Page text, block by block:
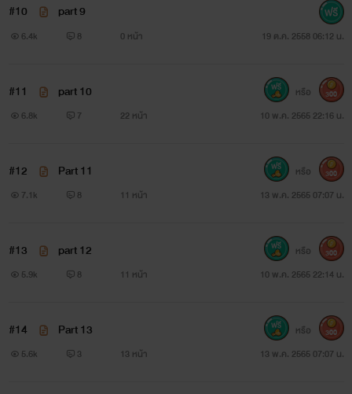
ทาม: หึ...งั้นมึงก็รีบเบื่อกูเร็วๆ เพราะกูไม่อยากอยู่ในขุมนรกนี้อีก
~~~~~~~~~~~~~~~~~~~~~~~~~~
โกบอล: มึงอาจจะไม่รู้จักกู แต่กูจะใจดีแนะนำตัวสั้นๆให้มึงได้
วิน: กูจำเป็นต้องรู้จักมึงด้วยเหรอ...ความตายน่ะกูไม่เคยกลัวอยู่
โกบอล: หึ...ก็ดีกูจะได้ไม่เสียเวลา มึงคงพอจะจำโบว์ลิ่งได้ใช่มั้ย
งั้นก็กูคงไม่ต้องพูดอะไรมาก...!
ก็...มึงหยุดพูดไปเถอะ กูไม่อยากได้ยิน ถ้าจะมากล่าวหาว่ากูทำ
น้องสาวมึงตายและเป็นพ่อของเด็กล่ะก็...หาหลักฐานมาพิสูจน์สิ
#10 part 9
6.4k 8 0 หน้า 19 ต.ค. 2558 06:12 น.
#11 part 10
6.8k 7 22 หน้า 10 พ.ค. 2565 22:16 น.
หรือ 300
#12 Part 11
7.1k 8 11 หน้า 13 พ.ค. 2565 07:07 น.
หรือ 300
#13 part 12
5.9k 8 11 หน้า 10 พ.ค. 2565 22:14 น.
หรือ 300
#14 Part 13
5.6k 3 13 หน้า 13 พ.ค. 2565 07:07 น.
หรือ 300